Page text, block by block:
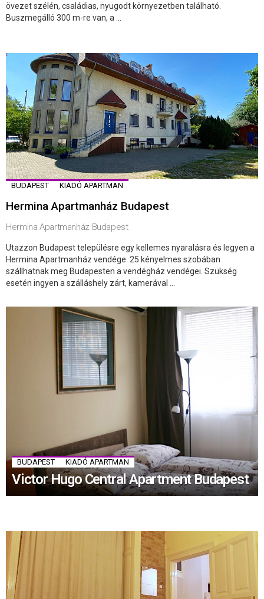
övezet szélén, családias, nyugodt környezetben található.
Buszmegálló 300 m-re van, a ...
BUDAPEST KIADÓ APARTMAN
Hermina Apartmanház Budapest
Hermina Apartmanház Budapest
Utazzon Budapest településre egy kellemes nyaralásra és legyen a
Hermina Apartmanház vendége. 25 kényelmes szobában
szállhatnak meg Budapesten a vendégház vendégei. Szükség
esetén ingyen a szálláshely zárt, kamerával ...
BUDAPEST KIADÓ APARTMAN
Victor Hugo Central Apartment Budapest